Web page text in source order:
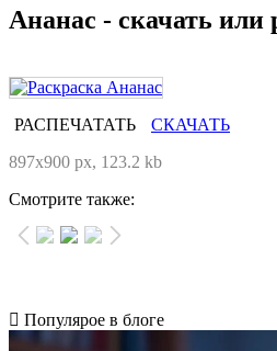
Ананас - скачать или
РАСПЕЧАТАТЬ
СКАЧАТЬ
897x900 px, 123.2 kb
Смотрите также:
Популярое в блоге